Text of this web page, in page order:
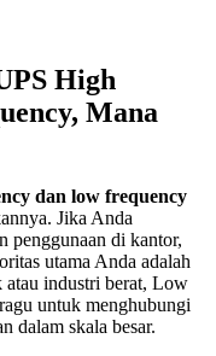
High
Mana
dan low frequency
Jika Anda
penggunaan di kantor,
utama Anda adalah
atau industri berat, Low
untuk menghubungi
dalam skala besar.